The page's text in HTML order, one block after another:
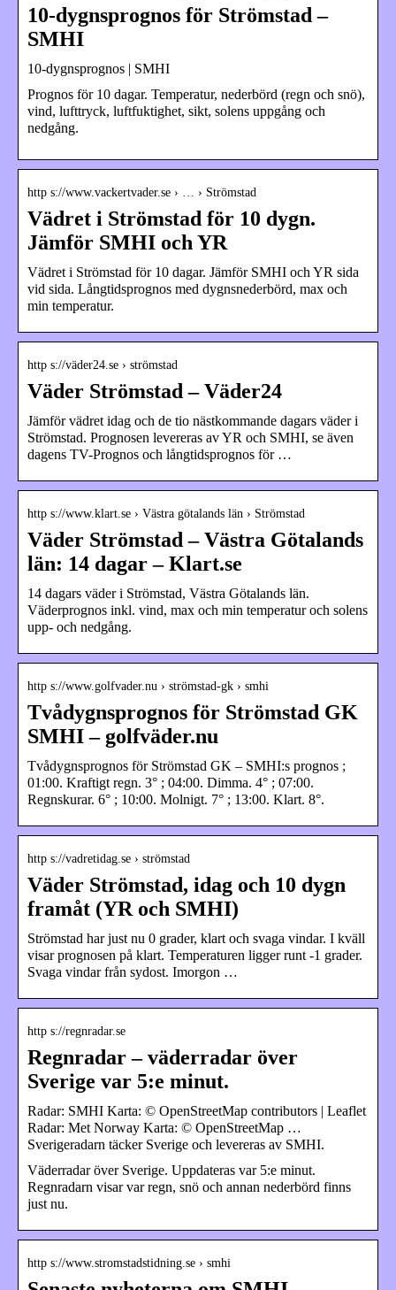
10-dygnsprognos för Strömstad –
SMHI
10-dygnsprognos | SMHI
Prognos för 10 dagar. Temperatur, nederbörd (regn och snö),
vind, lufttryck, luftfuktighet, sikt, solens uppgång och
nedgång.
http s://www.vackertvader.se › … › Strömstad
Vädret i Strömstad för 10 dygn.
Jämför SMHI och YR
Vädret i Strömstad för 10 dagar. Jämför SMHI och YR sida
vid sida. Långtidsprognos med dygnsnederbörd, max och
min temperatur.
http s://väder24.se › strömstad
Väder Strömstad – Väder24
Jämför vädret idag och de tio nästkommande dagars väder i
Strömstad. Prognosen levereras av YR och SMHI, se även
dagens TV-Prognos och långtidsprognos för …
http s://www.klart.se › Västra götalands län › Strömstad
Väder Strömstad – Västra Götalands
län: 14 dagar – Klart.se
14 dagars väder i Strömstad, Västra Götalands län.
Väderprognos inkl. vind, max och min temperatur och solens
upp- och nedgång.
http s://www.golfvader.nu › strömstad-gk › smhi
Tvådygnsprognos för Strömstad GK
SMHI – golfväder.nu
Tvådygnsprognos för Strömstad GK – SMHI:s prognos ;
01:00. Kraftigt regn. 3° ; 04:00. Dimma. 4° ; 07:00.
Regnskurar. 6° ; 10:00. Molnigt. 7° ; 13:00. Klart. 8°.
http s://vadretidag.se › strömstad
Väder Strömstad, idag och 10 dygn
framåt (YR och SMHI)
Strömstad har just nu 0 grader, klart och svaga vindar. I kväll
visar prognosen på klart. Temperaturen ligger runt -1 grader.
Svaga vindar från sydost. Imorgon …
http s://regnradar.se
Regnradar – väderradar över
Sverige var 5:e minut.
Radar: SMHI Karta: © OpenStreetMap contributors | Leaflet
Radar: Met Norway Karta: © OpenStreetMap …
Sverigeradarn täcker Sverige och levereras av SMHI.
Väderradar över Sverige. Uppdateras var 5:e minut.
Regnradarn visar var regn, snö och annan nederbörd finns
just nu.
http s://www.stromstadstidning.se › smhi